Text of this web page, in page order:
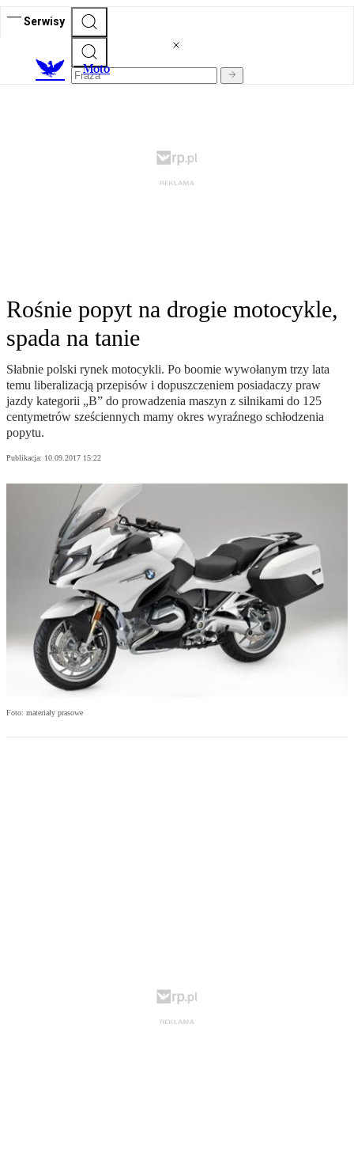
Serwisy
Moto
Rośnie popyt na drogie motocykle,
spada na tanie
Słabnie polski rynek motocykli. Po boomie wywołanym trzy lata
temu liberalizacją przepisów i dopuszczeniem posiadaczy praw
jazdy kategorii „B” do prowadzenia maszyn z silnikami do 125
centymetrów sześciennych mamy okres wyraźnego schłodzenia
popytu.
Publikacja: 10.09.2017 15:22
Foto: materiały prasowe